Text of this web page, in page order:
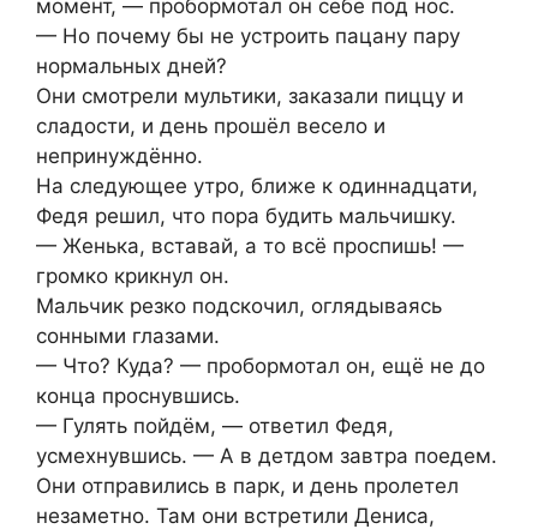
момент, — пробормотал он себе под нос.
— Но почему бы не устроить пацану пару
нормальных дней?
Они смотрели мультики, заказали пиццу и
сладости, и день прошёл весело и
непринуждённо.
На следующее утро, ближе к одиннадцати,
Федя решил, что пора будить мальчишку.
— Женька, вставай, а то всё проспишь! —
громко крикнул он.
Мальчик резко подскочил, оглядываясь
сонными глазами.
— Что? Куда? — пробормотал он, ещё не до
конца проснувшись.
— Гулять пойдём, — ответил Федя,
усмехнувшись. — А в детдом завтра поедем.
Они отправились в парк, и день пролетел
незаметно. Там они встретили Дениса,